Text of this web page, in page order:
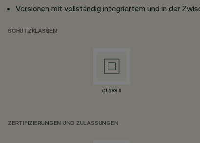
Versionen mit vollständig integriertem und in der
SCHUTZKLASSEN
CLASS II
ZERTIFIZIERUNGEN UND ZULASSUNGEN